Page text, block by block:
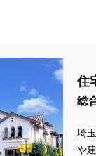
住
総
埼
や